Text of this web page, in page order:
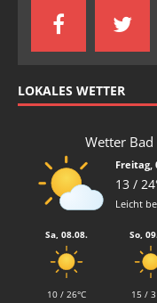
LOKALES WETTER
Wetter Bad
Freitag,
13 /
Leicht
Sa, 08.08.
10 / 26°C
So,
15 /